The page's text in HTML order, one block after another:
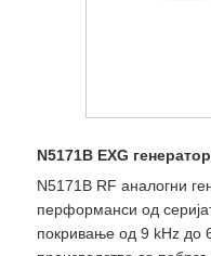
N5171B EXG
N5171B RF аналогни
перформанси од
покривање од 9 kHz до